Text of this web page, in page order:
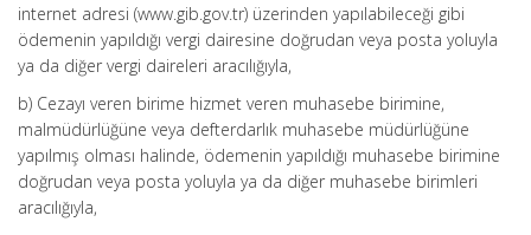
internet adresi (www.gib.gov.tr) üzerinden yapılabileceği gibi
ödemenin yapıldığı vergi dairesine doğrudan veya posta yoluyla
ya da diğer vergi daireleri aracılığıyla,
b) Cezayı veren birime hizmet veren muhasebe birimine,
malmüdürlüğüne veya defterdarlık muhasebe müdürlüğüne
yapılmış olması halinde, ödemenin yapıldığı muhasebe birimine
doğrudan veya posta yoluyla ya da diğer muhasebe birimleri
aracılığıyla,